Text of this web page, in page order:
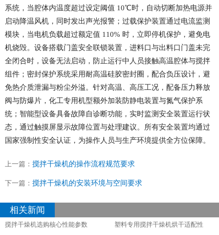
系统，当腔体内温度超过设定阈值 10℃时，自动切断加热电源并
启动降温风机，同时发出声光报警；过载保护装置通过电流监测
模块，当电机负载超过额定值 110% 时，立即停机保护，避免电
机烧毁。设备搭载门盖安全联锁装置，进料口与出料口门盖未完
全闭合时，设备无法启动，防止运行中人员接触高温腔体与搅拌
组件；密封保护系统采用耐高温硅胶密封圈，配合负压设计，避
免热介质泄漏与粉尘外溢。针对高温、高压工况，配备压力释放
阀与防爆片，化工专用机型额外加装防静电装置与氮气保护系
统；智能型设备具备故障自诊断功能，实时监测安全装置运行状
态，通过触摸屏显示故障位置与处理建议。所有安全装置均通过
国家强制性安全认证，为操作人员与生产环境提供全方位保障。
上一篇： 搅拌干燥机的操作流程规范要求​
下一篇： 搅拌干燥机的安装环境与空间要求​
相关新闻
搅拌干燥机选购核心性能参数
塑料专用搅拌干燥机烘干适配性